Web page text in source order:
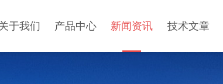
于我们 产品中心 新闻资讯 技术文章